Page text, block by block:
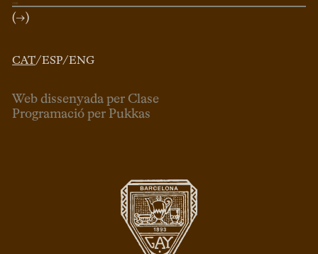
CAT/ESP/ENG
(→)
Web dissenyada per Clase
Programació per Pukkas